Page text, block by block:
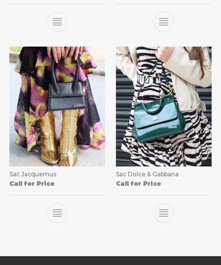
Sac Jacquemus
Call for Price
Sac Dolce & Gabbana
Call for Price